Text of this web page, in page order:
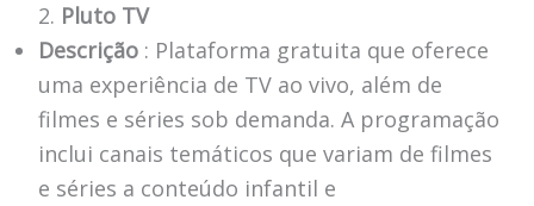
2. Pluto TV
Descrição: Plataforma gratuita que oferece
uma experiência de TV ao vivo, além de
filmes e séries sob demanda. A programação
inclui canais temáticos que variam de filmes
e séries a conteúdo infantil e